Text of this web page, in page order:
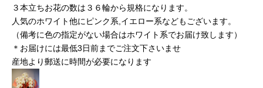
３本立ちお花の数は３６輪から規格になります。
人気のホワイト他にピンク系,イエロー系などもございます。
（備考に色の指定がない場合はホワイト系でお届け致します）
＊お届けには最低3日前までご注文下さいませ
産地より郵送に時間が必要になります